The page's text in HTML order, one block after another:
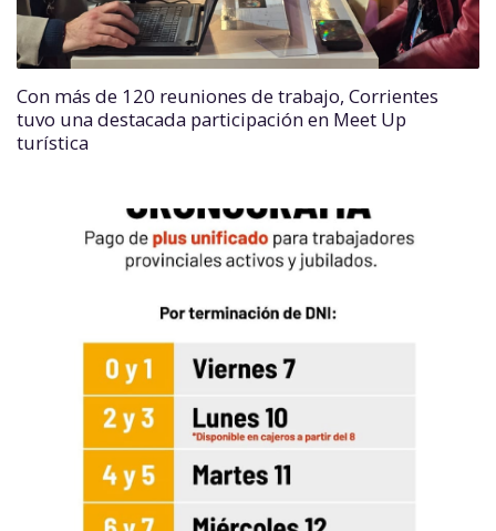
Con más de 120 reuniones de trabajo, Corrientes
tuvo una destacada participación en Meet Up
turística